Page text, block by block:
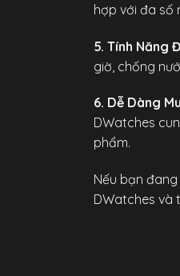
hợp với đa số
5. Tính Năng
giờ, chống
6. Dễ Dàng
DWatches
phẩm.
Nếu bạn
DWatches và